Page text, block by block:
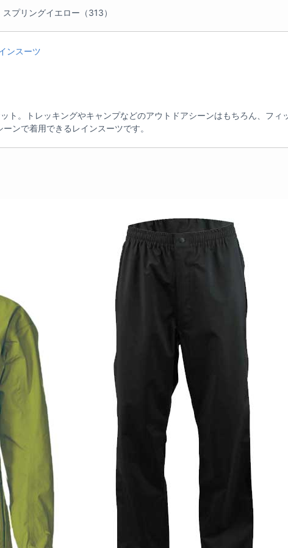
スプリングイエロー（313）
ンスーツ
ト。トレッキングやキャンプなどのアウトドアシーンはもちろん、フィ
ンで着用できるレインスーツです。